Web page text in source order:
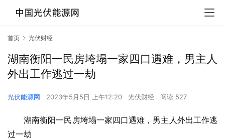
首页 光伏财经
湖南衡阳一民房垮塌一家四口遇难，男主人
外出工作逃过一劫
光伏能源网 2023年5月5日 上午12:20 光伏财经 阅读 527
湖南衡阳一民房垮塌一家四口遇难，男主人外出工作逃
过一劫